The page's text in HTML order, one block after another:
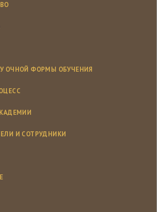
ОЧНОЙ ФОРМЫ ОБУЧЕНИЯ
И СОТРУДНИКИ